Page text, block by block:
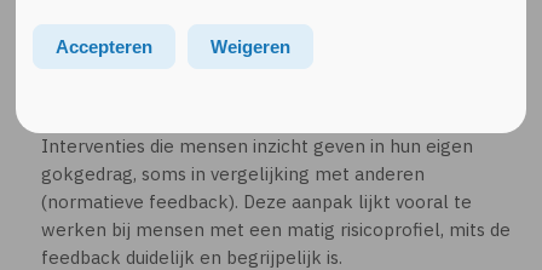
In totaal zijn 13 studies in het onderzoek opgenomen
verdeeld over drie type interventies:
Interventies die mensen inzicht geven in hun eigen
gokgedrag, soms in vergelijking met anderen
(normatieve feedback). Deze aanpak lijkt vooral te
werken bij mensen met een matig risicoprofiel, mits de
feedback duidelijk en begrijpelijk is.
Accepteren Weigeren